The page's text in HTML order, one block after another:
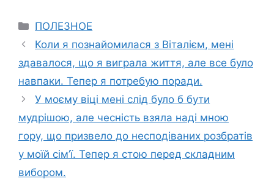
Categories
ПОЛЕЗНОЕ
Коли я познайомилася з Віталієм, мені
здавалося, що я виграла життя, але все було
навпаки. Тепер я потребую поради.
У моєму віці мені слід було б бути
мудрішою, але чесність взяла наді мною
гору, що призвело до несподіваних розбратів
у моїй сім’ї. Тепер я стою перед складним
вибором.